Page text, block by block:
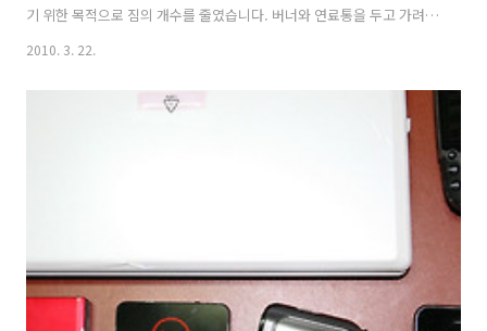
기 위한 목적으로 짐의 개수를 줄였습니다. 버너와 연료통을 두고 가려다
도는 현지에서 구입할 예정입니다. 되도록이면 짐을 간소화 해서 가져가
려 했지만, 여행기록에 대한 욕심이 있어서 GPS와 노트북이 나중에 추가
됐습니다. 2010년 3.25~6.16일까지 약 80여일동안 뉴질랜드의 남섬과
북섬을 자전거로 여행하려고 합니다. 오클랜드에 도착해서 3.26~28일까
지 한인 민박집에서 묵으면서 현지정보를 수집하려고 합니다. 여행 ..
2010. 3. 22.